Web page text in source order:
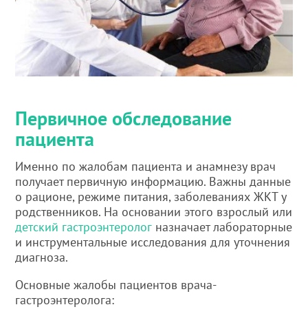
Первичное обследование
пациента
Именно по жалобам пациента и анамнезу врач
получает первичную информацию. Важны данные
о рационе, режиме питания, заболеваниях ЖКТ у
родственников. На основании этого взрослый или
детский гастроэнтеролог назначает лабораторные
и инструментальные исследования для уточнения
диагноза.
Основные жалобы пациентов врача-
гастроэнтеролога: